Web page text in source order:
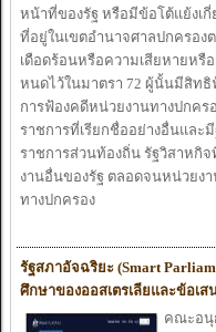
หน้าที่ของรัฐ หรือมีข้อโต้แย้งเ
ที่อยู่ในเขตอำนาจศาลปกครอง
เดือดร้อนหรือความเสียหายหรือ
หนดไว้ในมาตรา 72 ผู้นั้นมีสิทธิ
การฟ้องคดีหน่วยงานทางปกคร
ราชการที่เรียกชื่ออย่างอื่นและมี
ราชการส่วนท้องถิ่น รัฐวิสาหกิจ
งานอื่นของรัฐ ตลอดจนหน่วยง
ทางปกครอง
รัฐสภาอัจฉริยะ (Smart
ศึกษาของออสเตรเลียและข้อเส
คณะอนุ